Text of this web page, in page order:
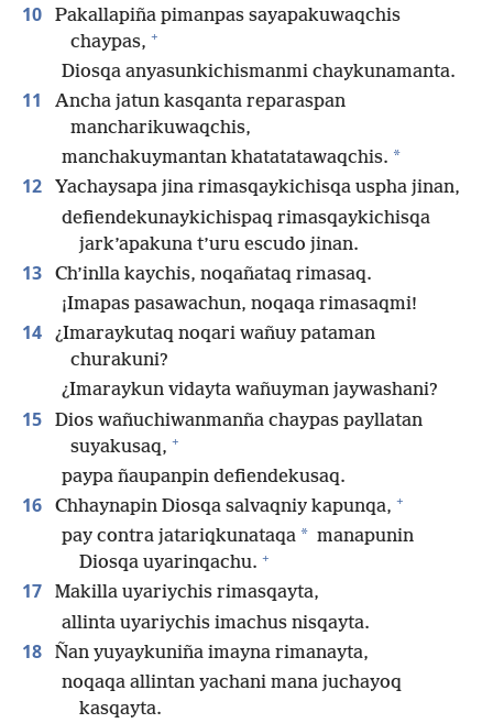
10
Pakallapiña pimanpas sayapakuwaqchis
chaypas, +
Diosqa anyasunkichismanmi chaykunamanta.
11
Ancha jatun kasqanta reparaspan
mancharikuwaqchis,
manchakuymantan khatatatawaqchis. *
12
Yachaysapa jina rimasqaykichisqa uspha jinan,
defiendekunaykichispaq rimasqaykichisqa
jark’apakuna t’uru escudo jinan.
13
Ch’inlla kaychis, noqañataq rimasaq.
¡Imapas pasawachun, noqaqa rimasaqmi!
14
¿Imaraykutaq noqari wañuy pataman
churakuni?
¿Imaraykun vidayta wañuyman jaywashani?
15
Dios wañuchiwanmanña chaypas payllatan
suyakusaq, +
paypa ñaupanpin defiendekusaq.
16 Chhaynapin Diosqa salvaqniy kapunqa, +
pay contra jatariqkunataqa * manapunin
Diosqa uyarinqachu. +
17
Makilla uyariychis rimasqayta,
allinta uyariychis imachus nisqayta.
18
Ñan yuyaykuniña imayna rimanayta,
noqaqa allintan yachani mana juchayoq
kasqayta.